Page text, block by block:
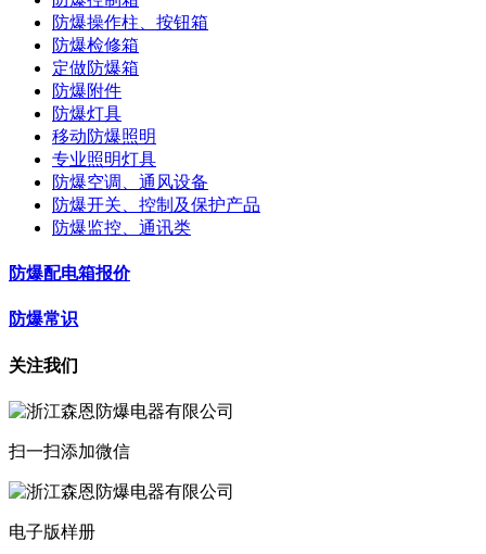
防爆操作柱、按钮箱
防爆检修箱
定做防爆箱
防爆附件
防爆灯具
移动防爆照明
专业照明灯具
防爆空调、通风设备
防爆开关、控制及保护产品
防爆监控、通讯类
防爆配电箱报价
防爆常识
关注我们
扫一扫添加微信
电子版样册